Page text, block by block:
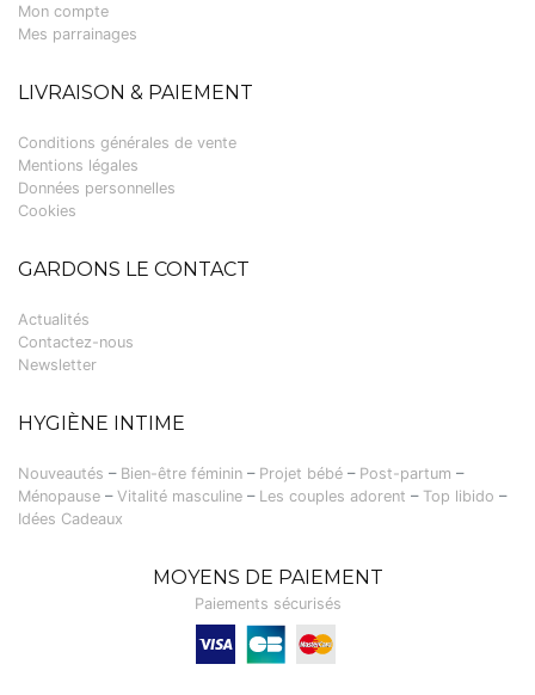
Mon compte
Mes parrainages
LIVRAISON & PAIEMENT
Conditions générales de vente
Mentions légales
Données personnelles
Cookies
GARDONS LE CONTACT
Actualités
Contactez-nous
Newsletter
HYGIÈNE INTIME
Nouveautés – Bien-être féminin – Projet bébé – Post-partum –
Ménopause – Vitalité masculine – Les couples adorent – Top libido –
Idées Cadeaux
MOYENS DE PAIEMENT
Paiements sécurisés